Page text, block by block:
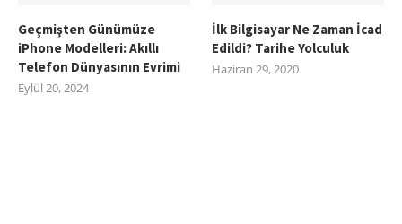
Geçmişten Günümüze
iPhone Modelleri: Akıllı
Telefon Dünyasının Evrimi
Eylül 20, 2024
İlk Bilgisayar Ne Zaman İcad
Edildi? Tarihe Yolculuk
Haziran 29, 2020